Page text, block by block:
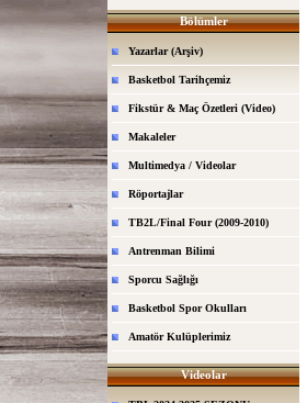
Bölümler
Yazarlar (Arşiv)
Basketbol Tarihçemiz
Fikstür & Maç Özetleri (Video)
Makaleler
Multimedya / Videolar
Röportajlar
TB2L/Final Four (2009-2010)
Antrenman Bilimi
Sporcu Sağlığı
Basketbol Spor Okulları
Amatör Kulüplerimiz
Videolar